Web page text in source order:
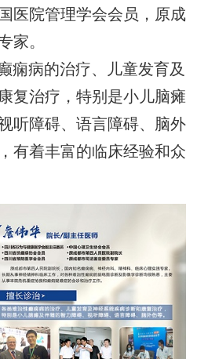
医院管理学会会员，原成
家。
痫病的治疗、儿童发育及
复治疗，特别是小儿脑瘫
听障碍、语言障碍、脑外
有着丰富的临床经验和众